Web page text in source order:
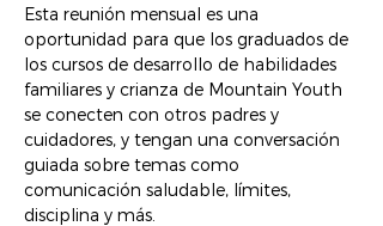
Esta reunión mensual es una
oportunidad para que los graduados de
los cursos de desarrollo de habilidades
familiares y crianza de Mountain Youth
se conecten con otros padres y
cuidadores, y tengan una conversación
guiada sobre temas como
comunicación saludable, límites,
disciplina y más.